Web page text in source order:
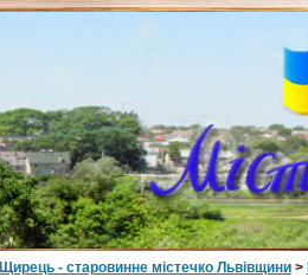
Щирець - старовинне мiстечко Львiвщини>